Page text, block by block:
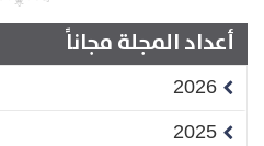
أعداد المجلة مجاناً
2026
2025